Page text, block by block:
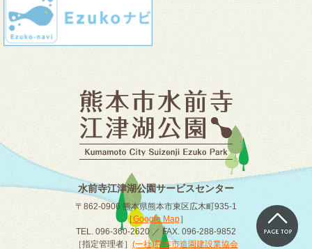
水前寺江津湖公園サービスセンター
〒862-0906 熊本県熊本市東区広木町935-1
［Google Map］
TEL. 096-360-2620 ／ FAX. 096-288-9852
［指定管理者］ (一社)熊本市造園建設業協会